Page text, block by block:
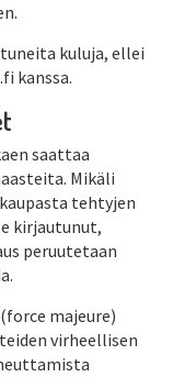
kuluja, ellei
kanssa.
saattaa
Mikäli
tehtyjen
kirjautunut,
peruutetaan
majeure)
virheellisen